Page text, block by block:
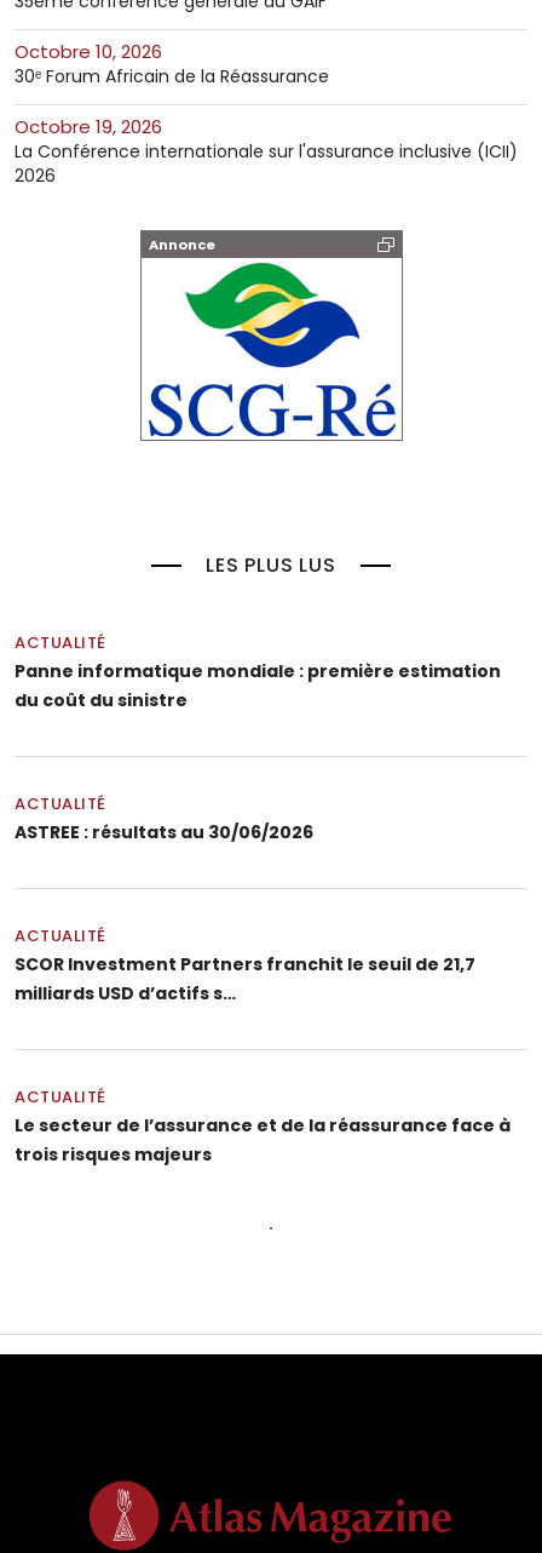
octobre 10, 2026
30ᵉ Forum Africain de la Réassurance
octobre 19, 2026
La Conférence internationale sur l'assurance inclusive (ICII)
2026
Annonce
LES PLUS LUS
ACTUALITÉ
Panne informatique mondiale : première estimation
du coût du sinistre
ACTUALITÉ
ASTREE : résultats au 30/06/2026
ACTUALITÉ
SCOR Investment Partners franchit le seuil de 21,7
milliards USD d’actifs s…
ACTUALITÉ
Le secteur de l’assurance et de la réassurance face à
trois risques majeurs